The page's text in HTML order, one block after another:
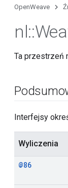
OpenWeave
nl::
Ta przestrzeń
Interfejsy
Wyliczenia
@86